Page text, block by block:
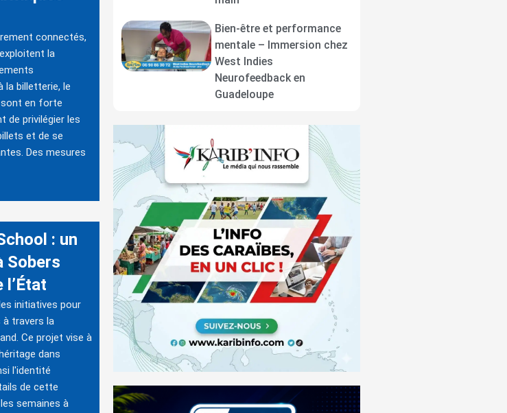
connectés,
la
la billetterie, le
sont en forte
de privilégier les
et de se
Des mesures
: un
Sobers
initiatives pour
à travers la
Ce projet vise à
dans
l'identité
de cette
semaines à
Bien-être et performance
mentale – Immersion chez
West Indies
Neurofeedback en
Guadeloupe